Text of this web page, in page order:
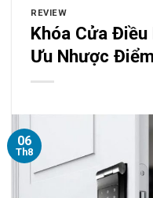
REVIEW
Khóa Cửa Điều
Ưu Nhược
06
Th8